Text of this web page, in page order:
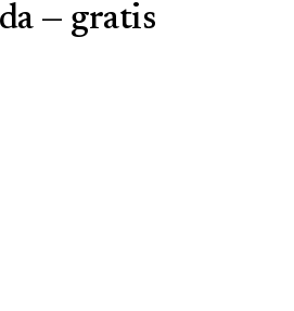
— gratis